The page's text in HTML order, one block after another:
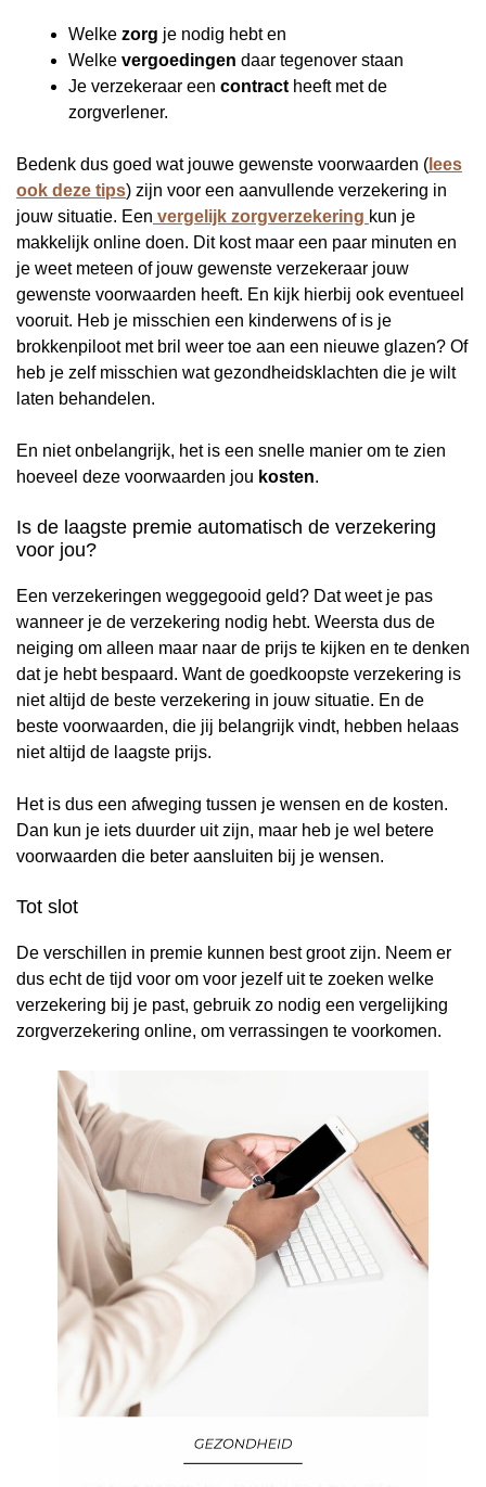
Welke zorg je nodig hebt en
Welke vergoedingen daar tegenover staan
Je verzekeraar een contract heeft met de
zorgverlener.
Bedenk dus goed wat jouwe gewenste voorwaarden ( lees
ook deze tips) zijn voor een aanvullende verzekering in
jouw situatie. Een vergelijk zorgverzekering kun je
makkelijk online doen. Dit kost maar een paar minuten en
je weet meteen of jouw gewenste verzekeraar jouw
gewenste voorwaarden heeft. En kijk hierbij ook eventueel
vooruit. Heb je misschien een kinderwens of is je
brokkenpiloot met bril weer toe aan een nieuwe glazen? Of
heb je zelf misschien wat gezondheidsklachten die je wilt
laten behandelen.
En niet onbelangrijk, het is een snelle manier om te zien
hoeveel deze voorwaarden jou kosten.
Is de laagste premie automatisch de verzekering
voor jou?
Een verzekeringen weggegooid geld? Dat weet je pas
wanneer je de verzekering nodig hebt. Weersta dus de
neiging om alleen maar naar de prijs te kijken en te denken
dat je hebt bespaard. Want de goedkoopste verzekering is
niet altijd de beste verzekering in jouw situatie. En de
beste voorwaarden, die jij belangrijk vindt, hebben helaas
niet altijd de laagste prijs.
Het is dus een afweging tussen je wensen en de kosten.
Dan kun je iets duurder uit zijn, maar heb je wel betere
voorwaarden die beter aansluiten bij je wensen.
Tot slot
De verschillen in premie kunnen best groot zijn. Neem er
dus echt de tijd voor om voor jezelf uit te zoeken welke
verzekering bij je past, gebruik zo nodig een vergelijking
zorgverzekering online, om verrassingen te voorkomen.